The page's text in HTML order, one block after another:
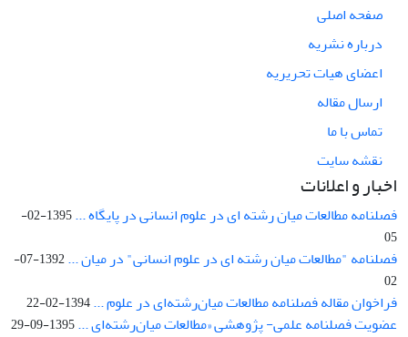
صفحه اصلی
درباره نشریه
اعضای هیات تحریریه
ارسال مقاله
تماس با ما
نقشه سایت
اخبار و اعلانات
فصلنامه مطالعات میان رشته ای در علوم انسانی در پایگاه ...
1395-02-
05
فصلنامه "مطالعات میان رشته ای در علوم انسانی" در میان ...
1392-07-
02
فراخوان مقاله فصلنامه مطالعات میان‌رشته‌ای در علوم ...1394-02-22
عضویت فصلنامه علمی- پژوهشی «مطالعات میان‌رشته‌ای ...1395-09-29